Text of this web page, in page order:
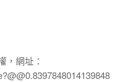
，網址：